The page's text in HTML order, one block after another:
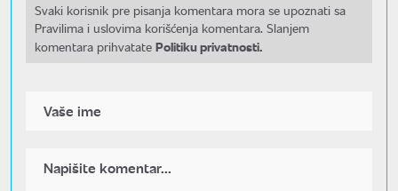
Svaki korisnik pre pisanja komentara mora se upoznati sa
Pravilima i uslovima korišćenja komentara. Slanjem
komentara prihvatate Politiku privatnosti.